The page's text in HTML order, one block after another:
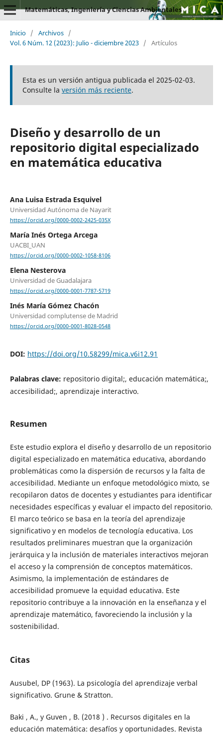
Matemáticas, Ingeniería y Ciencias Ambientales
Inicio / Archivos /
Vol. 6 Núm. 12 (2023): Julio - diciembre 2023 / Artículos
Esta es un versión antigua publicada el 2025-02-03.
Consulte la versión más reciente.
Diseño y desarrollo de un
repositorio digital especializado
en matemática educativa
Ana Luisa Estrada Esquivel
Universidad Autónoma de Nayarit
https://orcid.org/0000-0002-2425-035X
María Inés Ortega Arcega
UACBI_UAN
https://orcid.org/0000-0002-1058-8106
Elena Nesterova
Universidad de Guadalajara
https://orcid.org/0000-0001-7787-5719
Inés María Gómez Chacón
Universidad complutense de Madrid
https://orcid.org/0000-0001-8028-0548
DOI: https://doi.org/10.58299/mica.v6i12.91
Palabras clave: repositorio digital;, educación matemática;,
accesibilidad;, aprendizaje interactivo.
Resumen
Este estudio explora el diseño y desarrollo de un repositorio
digital especializado en matemática educativa, abordando
problemáticas como la dispersión de recursos y la falta de
accesibilidad. Mediante un enfoque metodológico mixto, se
recopilaron datos de docentes y estudiantes para identificar
necesidades específicas y evaluar el impacto del repositorio.
El marco teórico se basa en la teoría del aprendizaje
significativo y en modelos de tecnología educativa. Los
resultados preliminares muestran que la organización
jerárquica y la inclusión de materiales interactivos mejoran
el acceso y la comprensión de conceptos matemáticos.
Asimismo, la implementación de estándares de
accesibilidad promueve la equidad educativa. Este
repositorio contribuye a la innovación en la enseñanza y el
aprendizaje matemático, favoreciendo la inclusión y la
sostenibilidad.
Citas
Ausubel, DP (1963). La psicología del aprendizaje verbal
significativo. Grune & Stratton.
Baki , A., y Guven , B. (2018 ) . Recursos digitales en la
educación matemática: desafíos y oportunidades. Revista